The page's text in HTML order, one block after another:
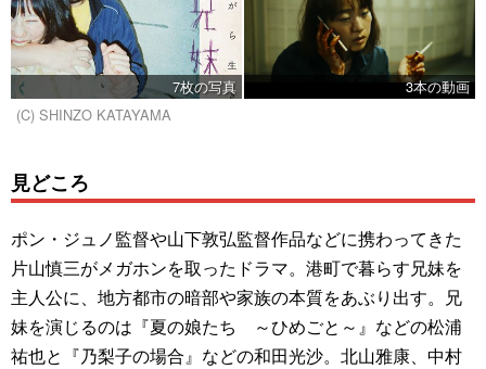
7枚の写真
3本の動画
(C) SHINZO KATAYAMA
見どころ
ポン・ジュノ監督や山下敦弘監督作品などに携わってきた
片山慎三がメガホンを取ったドラマ。港町で暮らす兄妹を
主人公に、地方都市の暗部や家族の本質をあぶり出す。兄
妹を演じるのは『夏の娘たち ～ひめごと～』などの松浦
祐也と『乃梨子の場合』などの和田光沙。北山雅康、中村